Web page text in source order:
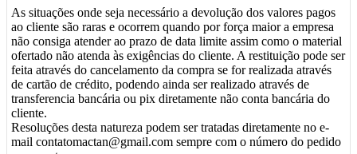
As situações onde seja necessário a devolução dos valores pagos
ao cliente são raras e ocorrem quando por força maior a empresa
não consiga atender ao prazo de data limite assim como o material
ofertado não atenda às exigências do cliente. A restituição pode ser
feita através do cancelamento da compra se for realizada através
de cartão de crédito, podendo ainda ser realizado através de
transferencia bancária ou pix diretamente não conta bancária do
cliente.
Resoluções desta natureza podem ser tratadas diretamente no e-
mail contatomactan@gmail.com sempre com o número do pedido